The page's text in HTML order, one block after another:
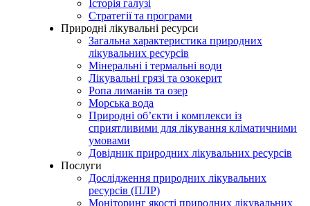
Історія галузі
Стратегії та програми
Природні лікувальні ресурси
Загальна характеристика природних
лікувальних ресурсів
Мінеральні і термальні води
Лікувальні грязі та озокерит
Ропа лиманів та озер
Морська вода
Природні об’єкти і комплекси із
сприятливими для лікування кліматичними
умовами
Довідник природних лікувальних ресурсів
Послуги
Дослідження природних лікувальних
ресурсів (ПЛР)
Моніторинг якості природних лікувальних